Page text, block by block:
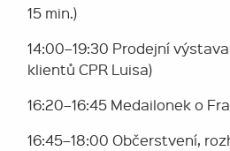
15 min.)
14:00–19:30 Prodejní
klientů CPR Luisa)
16:20–16:45 Medailonek o
16:45–18:00 Občerstvení,